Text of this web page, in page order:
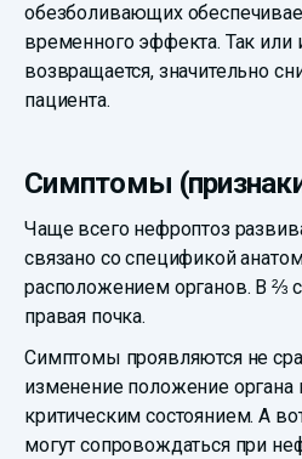
обезболивающих
временного эффекта. Так или
возвращается, значительно
пациента.
Симптомы
Чаще всего нефроптоз
связано со спецификой
расположением органов. В ⅔
правая почка.
Симптомы проявляются не
изменение положение органа
критическим состоянием. А
могут сопровождаться при